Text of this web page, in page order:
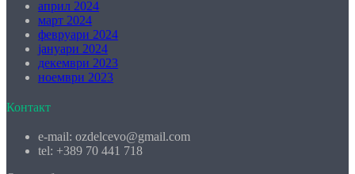
април 2024
март 2024
февруари 2024
јануари 2024
декември 2023
ноември 2023
Контакт
е-mail: ozdelcevo@gmail.com
tel: +389 70 441 718